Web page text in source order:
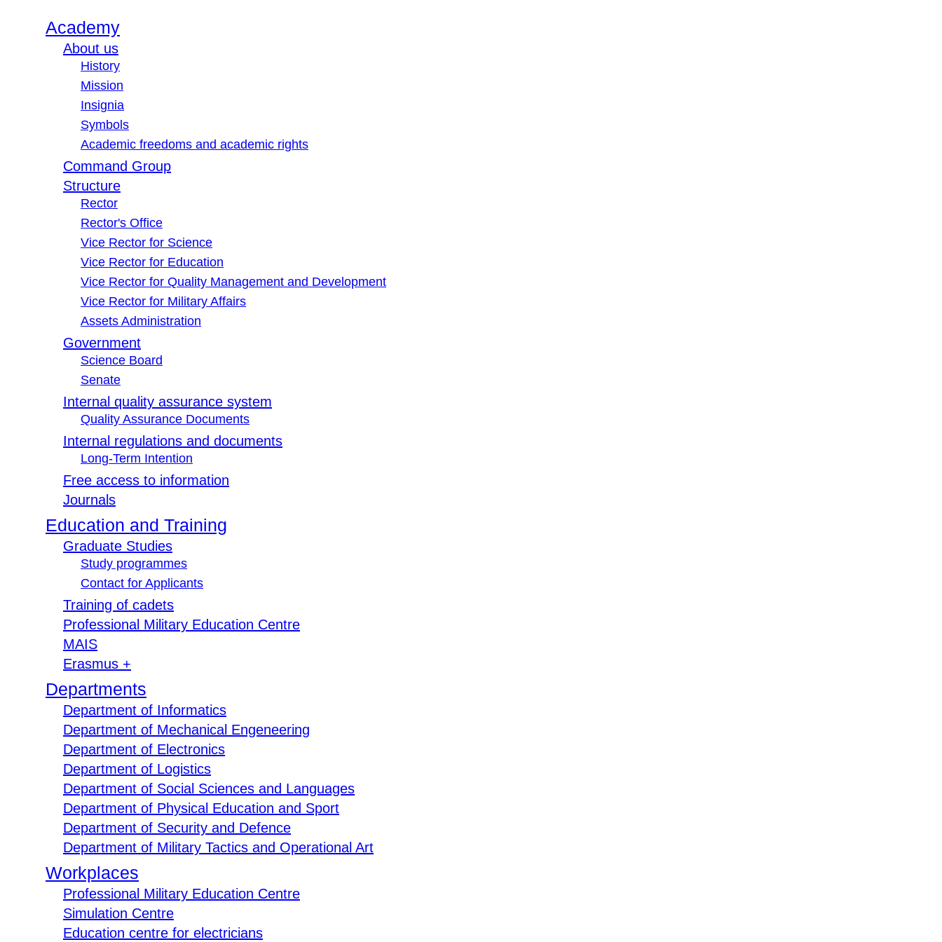
Academy
About us
History
Mission
Insignia
Symbols
Academic freedoms and academic rights
Command Group
Structure
Rector
Rector's Office
Vice Rector for Science
Vice Rector for Education
Vice Rector for Quality Management and Development
Vice Rector for Military Affairs
Assets Administration
Government
Science Board
Senate
Internal quality assurance system
Quality Assurance Documents
Internal regulations and documents
Long-Term Intention
Free access to information
Journals
Education and Training
Graduate Studies
Study programmes
Contact for Applicants
Training of cadets
Professional Military Education Centre
MAIS
Erasmus +
Departments
Department of Informatics
Department of Mechanical Engeneering
Department of Electronics
Department of Logistics
Department of Social Sciences and Languages
Department of Physical Education and Sport
Department of Security and Defence
Department of Military Tactics and Operational Art
Workplaces
Professional Military Education Centre
Simulation Centre
Education centre for electricians